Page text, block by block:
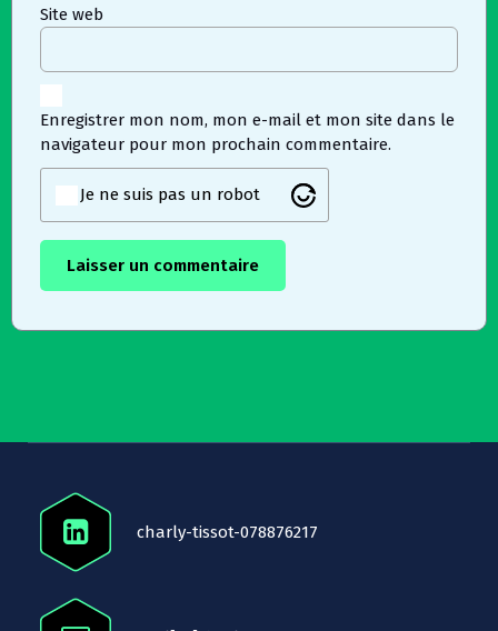
Site web
Enregistrer mon nom, mon e-mail et mon site dans le
navigateur pour mon prochain commentaire.
Je ne suis pas un robot
charly-tissot-078876217